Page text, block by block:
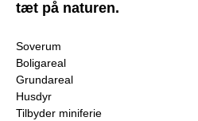
tæt på naturen.
Soverum
Boligareal
Grundareal
Husdyr
Tilbyder miniferie